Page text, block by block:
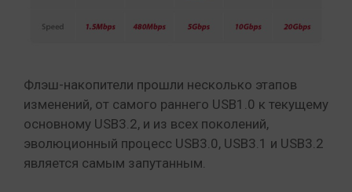
Флэш-накопители прошли несколько этапов
изменений, от самого раннего USB1.0 к текущему
основному USB3.2, и из всех поколений,
эволюционный процесс USB3.0, USB3.1 и USB3.2
является самым запутанным.